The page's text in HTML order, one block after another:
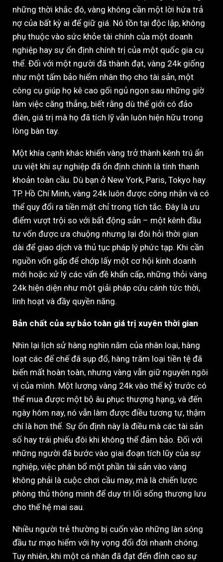
những thời khắc đó, vàng không cần một lời hứa trả
nợ của bất kỳ ai để giữ giá. Nó tồn tại độc lập, không
phụ thuộc vào sức khỏe tài chính của một doanh
nghiệp hay sự ổn định chính trị của một quốc gia cụ
thể. Đối với một người đã thành đạt, vàng 24k giống
như một tấm bảo hiểm nhân thọ cho tài sản, một
công cụ giúp họ kê cao gối ngủ ngon sau những giờ
làm việc căng thẳng, biết rằng dù thế giới có đảo
điên, giá trị mà họ đã tích lỹ vẫn luôn hiện hữu trong
lòng bàn tay.
Một khía cạnh khác khiến vàng trở thành kênh trú ẩn
ưu việt khi sự nghiệp đã ổn định chính là tính thanh
khoản toàn cầu. Dù bạn ở New York, Paris, Tokyo hay
TP. Hồ Chí Minh, vàng 24k luôn được công nhận và có
thể quy đổi ra tiền mặt chỉ trong tích tắc. Đây là ưu
điểm vượt trội so với bất động sản – một kênh đầu
tư vốn được ưa chuộng nhưng lại đòi hỏi thời gian
dài để giao dịch và thủ tục pháp lý phức tạp. Khi cần
nguồn vốn gấp để chớp lấy một cơ hội kinh doanh
mới hoặc xử lý các vấn đề khẩn cấp, những thỏi vàng
24k hiện diện như một giải pháp cứu cánh tức thời,
linh hoạt và đầy quyền năng.
Bản chất của sự bảo toàn giá trị xuyên thời gian
Nhìn lại lịch sử hàng nghìn năm của nhân loại, hàng
loạt các đế chế đã sụp đổ, hàng trăm loại tiền tệ đã
biến mất hoàn toàn, nhưng vàng vẫn giữ nguyên ngôi
vị của mình. Một lượng vàng 24k vào thế kỷ trước có
thể mua được một bộ âu phục thượng hạng, và đến
ngày hôm nay, nó vẫn làm được điều tương tự, thậm
chí là hơn thế. Sự ổn định này là điều mà các tài sản
số hay trái phiếu đôi khi không thể đảm bảo. Đối với
những người đã bước vào giai đoạn tích lũy của sự
nghiệp, việc phân bổ một phần tài sản vào vàng
không phải là cuộc chơi cầu may, mà là chiến lược
phòng thủ thông minh để duy trì lối sống thượng lưu
cho thế hệ mai sau.
Nhiều người trẻ thường bị cuốn vào những làn sóng
đầu tư mạo hiểm với hy vọng đổi đời nhanh chóng.
Tuy nhiên, khi một cá nhân đã đạt đến đỉnh cao sự